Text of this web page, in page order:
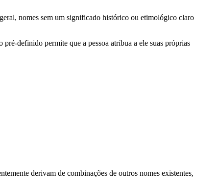
nomes sem um significado histórico ou etimológico claro
definido permite que a pessoa atribua a ele suas próprias
derivam de combinações de outros nomes existentes,